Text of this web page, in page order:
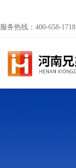
服务热线：400-658-1718